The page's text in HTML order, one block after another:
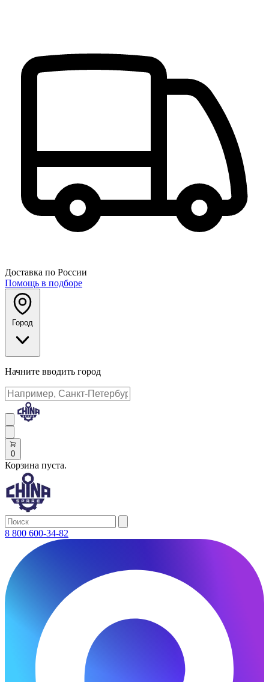
Доставка по России
Помощь в подборе
Город
Начните вводить город
0
Корзина пуста.
8 800 600-34-82